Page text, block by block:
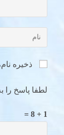
ذخیره
لطفا پاسخ را
1 + 8 =